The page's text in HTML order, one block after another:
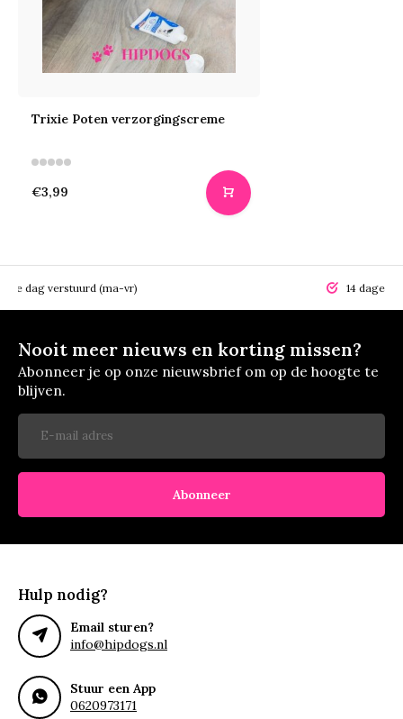
Trixie Poten verzorgingscreme
€3,99
dag verstuurd (ma-vr) 14 dagen
Nooit meer nieuws en korting missen?
Abonneer je op onze nieuwsbrief om op de hoogte te
blijven.
Abonneer
Hulp nodig?
Email sturen?
info@hipdogs.nl
Stuur een App
0620973171